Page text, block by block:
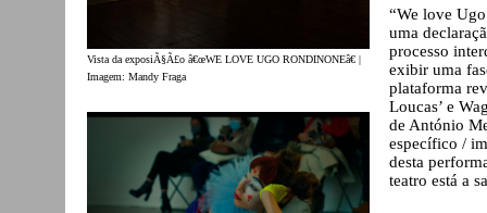
Vista da exposiÃ§Ã£o â€œWE LOVE UGO RONDINONEâ€ |
Imagem: Mandy Fraga
“We love
uma
processo
exibir uma
plataforma
Loucas’ e
de António
específico /
desta
teatro está a